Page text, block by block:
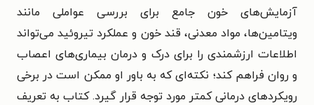
آزمایش‌های خون جامع برای بررسی عواملی مانند
ویتامین‌ها، مواد معدنی، قند خون و عملکرد تیروئید می‌تواند
اطلاعات ارزشمندی را برای درک و درمان بیماری‌های اعصاب
و روان فراهم کند؛ نکته‌ای که به باور او ممکن است در برخی
رویکردهای درمانی کمتر مورد توجه قرار گیرد.کتاب به تعریف